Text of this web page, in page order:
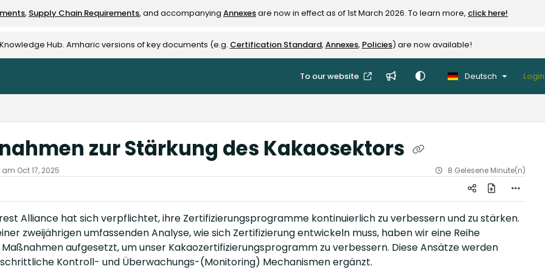
, Supply Chain Requirements, and accompanying Annexesare now in effect as of 1st March 2026. To learn more, click here!
Hub. Amharic versions of key documents (e.g. Certification Standard, Annexes, Policies) are now available!
To our website Deutsch Login
zur Stärkung des Kakaosektors
Oct 17, 2025 8 Gelesene Minute(n)
Alliance hat sich verpflichtet, ihre Zertifizierungsprogramme kontinuierlich zu verbessern und zu stärken.
zweijährigen umfassenden Analyse, wie sich Zertifizierung entwickeln muss, haben wir eine Reihe
aufgesetzt, um unser Kakaozertifizierungsprogramm zu verbessern. Diese Ansätze werden
Kontroll- und Überwachungs-(Monitoring) Mechanismen ergänzt.